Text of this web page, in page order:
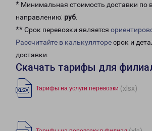
* Минимальная стоимость доставки по
направлению: руб.
** Срок перевозки является
Рассчитайте в калькуляторесрок и
доставки.
Скачать тарифы для
Тарифы на услуги перевозки (xlsx)